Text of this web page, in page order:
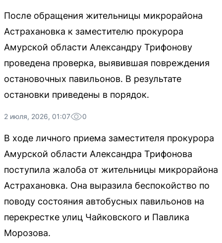
После обращения жительницы микрорайона
Астрахановка к заместителю прокурора
Амурской области Александру Трифонову
проведена проверка, выявившая повреждения
остановочных павильонов. В результате
остановки приведены в порядок.
2 июля, 2026, 01:07 0
В ходе личного приема заместителя прокурора
Амурской области Александра Трифонова
поступила жалоба от жительницы микрорайона
Астрахановка. Она выразила беспокойство по
поводу состояния автобусных павильонов на
перекрестке улиц Чайковского и Павлика
Морозова.